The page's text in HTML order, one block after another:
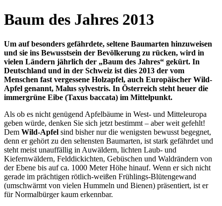
Baum des Jahres 2013
Um auf besonders gefährdete, seltene Baumarten hinzuweisen
und sie ins Bewusstsein der Bevölkerung zu rücken, wird in
vielen Ländern jährlich der „Baum des Jahres“ gekürt. In
Deutschland und in der Schweiz ist dies 2013 der vom
Menschen fast vergessene Holzapfel, auch Europäischer Wild-
Apfel genannt, Malus sylvestris. In Österreich steht heuer die
immergrüne Eibe (Taxus baccata) im Mittelpunkt.
Als ob es nicht genügend Apfelbäume in West- und Mitteleuropa
geben würde, denken Sie sich jetzt bestimmt – aber weit gefehlt!
Dem Wild-Apfel sind bisher nur die wenigsten bewusst begegnet,
denn er gehört zu den seltensten Baumarten, ist stark gefährdet und
steht meist unauffällig in Auwäldern, lichten Laub- und
Kiefernwäldern, Felddickichten, Gebüschen und Waldrändern von
der Ebene bis auf ca. 1000 Meter Höhe hinauf. Wenn er sich nicht
gerade im prächtigen rötlich-weißen Frühlings-Blütengewand
(umschwärmt von vielen Hummeln und Bienen) präsentiert, ist er
für Normalbürger kaum erkennbar.